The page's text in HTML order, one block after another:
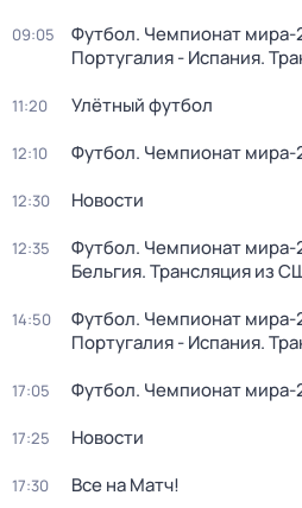
09:05
Футбол. Чемпионат мира-
Португалия - Испания.
11:20 Улётный футбол
12:10 Футбол. Чемпионат
12:30 Новости
12:35
Футбол. Чемпионат
Бельгия. Трансляция из
14:50
Футбол. Чемпионат мира-
Португалия - Испания.
17:05 Футбол. Чемпионат
17:25 Новости
17:30 Все на Матч!